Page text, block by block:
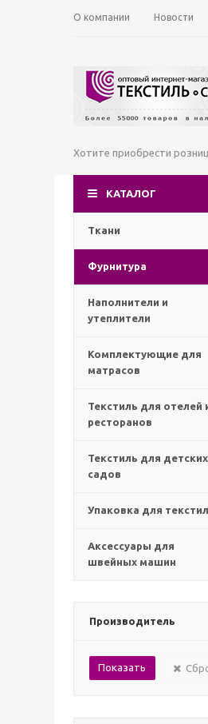
О компании Новости
Хотите приобрести
КАТАЛОГ
Ткани
Фурнитура
Наполнители и
утеплители
Комплектующие для
матрасов
Текстиль для отелей
ресторанов
Текстиль для детских
садов
Упаковка для
Аксессуары для
швейных машин
Производитель